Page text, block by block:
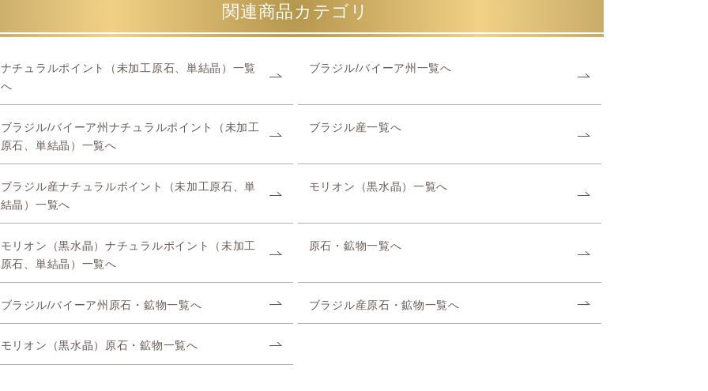
関連商品カテゴリ
ナチュラルポイント（未加工原石、単結晶）一覧
へ
ブラジル/バイーア州一覧へ
ブラジル/バイーア州ナチュラルポイント（未加工
原石、単結晶）一覧へ
ブラジル産一覧へ
ブラジル産ナチュラルポイント（未加工原石、単
結晶）一覧へ
モリオン（黒水晶）一覧へ
モリオン（黒水晶）ナチュラルポイント（未加工
原石、単結晶）一覧へ
原石・鉱物一覧へ
ブラジル/バイーア州原石・鉱物一覧へ ブラジル産原石・鉱物一覧へ
モリオン（黒水晶）原石・鉱物一覧へ